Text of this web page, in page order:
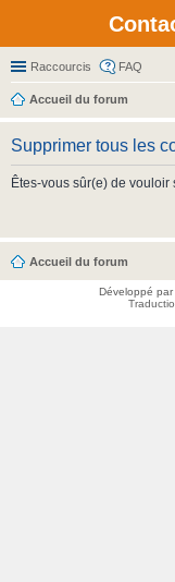
Raccourcis FAQ
Accueil du forum
Supprimer tous les
Êtes-vous sûr(e) de
Accueil du forum
Développé par